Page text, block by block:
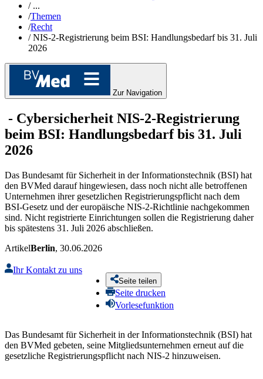
/...
/Themen
/Recht​​
/NIS-2-Registrierung beim BSI: Handlungsbedarf bis 31. Juli
2026
Zur Navigation
- Cybersicherheit NIS-2-Registrierung
beim BSI: Handlungsbedarf bis 31. Juli
2026
Das Bundesamt für Sicherheit in der Informationstechnik (BSI) hat
den BVMed darauf hingewiesen, dass noch nicht alle betroffenen
Unternehmen ihrer gesetzlichen Registrierungspflicht nach dem
BSI-Gesetz und der europäische NIS-2-Richtlinie nachgekommen
sind. Nicht registrierte Einrichtungen sollen die Registrierung daher
bis spätestens 31. Juli 2026 abschließen.
ArtikelBerlin, 30.06.2026
Ihr Kontakt zu uns
Seite teilen
Seite drucken
Vorlesefunktion
Das Bundesamt für Sicherheit in der Informationstechnik (BSI) hat
den BVMed gebeten, seine Mitgliedsunternehmen erneut auf die
gesetzliche Registrierungspflicht nach NIS-2 hinzuweisen.